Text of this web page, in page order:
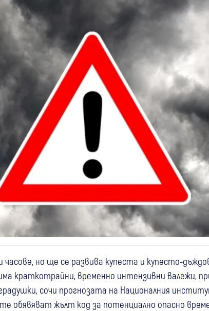
часове, но ще се развива купеста и купесто-
краткотрайни, временно интензивни валежи,
сочи прогнозата на Националния
обявяват жълт код за потенциално опасно